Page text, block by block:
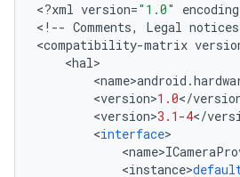
<?xml version="1.0" encoding
< ! -- Comments, Legal notices
<compatibility-matrix
<hal>
<name>android .
<version>1.0</
<version>3.1 -4</
<interface>
<name>
<instance>